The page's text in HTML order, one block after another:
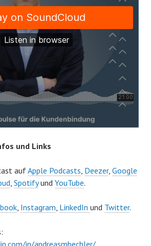
und Links
aufApple Podcasts, Deezer, Google
, Spotifyund YouTube.
, Instagram, LinkedIn und Twitter.
in/andreasmbechler/